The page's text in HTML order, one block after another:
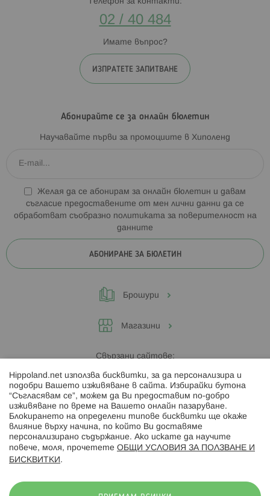
02 / 40 484
Имате въпрос?
ИЗПРАТЕТЕ ЗАПИТВАНЕ
Абонирайте се за онлайн бюлетин
Научавайте първи за промоциите в Хиполенд
Желая да се абонирам за онлайн бюлетин и давам
съгласие предоставените от мен лични данни да се
обработват съобразно политиката за поверителност на
данните
АБОНИРАНЕ ЗА БЮЛЕТИН
Брошури
Магазини
Свързани сайтове:
Hippoland.ro
Последвайте ни:
Hippoland.net използва бисквитки, за да персонализира и
подобри Вашето изживяване в сайта. Избирайки бутона
“Съгласявам се”, можем да Ви предоставим по-добро
изживяване по време на Вашето онлайн пазаруване.
Блокирането на определени типове бисквитки ще окаже
влияние върху начина, по който Ви доставяме
персонализирано съдържание. Ако искате да научите
повече, моля, прочетете ОБЩИ УСЛОВИЯ ЗА ПОЛЗВАНЕ И
БИСКВИТКИ .